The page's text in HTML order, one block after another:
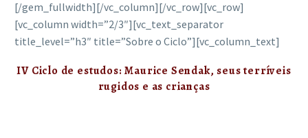
[/gem_fullwidth][/vc_column][/vc_row][vc_row]
[vc_column width=”2/3″][vc_text_separator
title_level=”h3″ title=”Sobre o Ciclo”][vc_column_text]
IV Ciclo de estudos: Maurice Sendak, seus terríveis
rugidos e as crianças